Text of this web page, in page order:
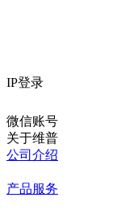
IP登录
微信账号
关于维普
公司介绍
产品服务